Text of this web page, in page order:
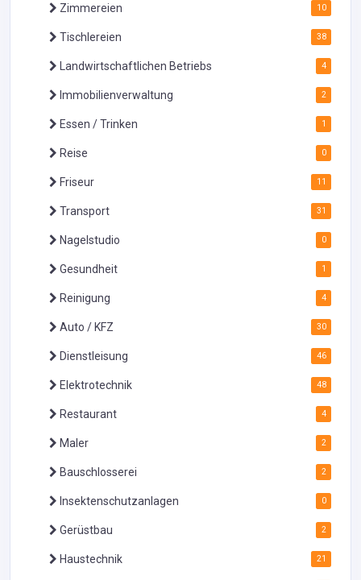
Zimmereien 10
Tischlereien 38
Landwirtschaftlichen Betriebs 4
Immobilienverwaltung 2
Essen / Trinken 1
Reise 0
Friseur 11
Transport 31
Nagelstudio 0
Gesundheit 1
Reinigung 4
Auto / KFZ 30
Dienstleisung 46
Elektrotechnik 48
Restaurant 4
Maler 2
Bauschlosserei 2
Insektenschutzanlagen 0
Gerüstbau 2
Haustechnik 21